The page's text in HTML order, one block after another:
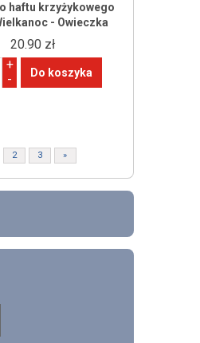
haftu krzyżykowego
- Owieczka
20.90 zł
+
-
2 3 »